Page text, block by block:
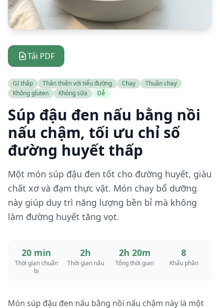
Tải PDF
GI thấp Thân thiện với tiểu đường Chay
Thuần chay
Không gluten
Không sữa Dễ
Súp đậu đen nấu bằng nồi
nấu chậm, tối ưu chỉ số
đường huyết thấp
Một món súp đậu đen tốt cho đường huyết, giàu
chất xơ và đạm thực vật. Món chay bổ dưỡng
này giúp duy trì năng lượng bền bỉ mà không
làm đường huyết tăng vọt.
20 min
Thời gian chuẩn
bị
2h
Thời gian nấu
2h 20m
Tổng thời gian
8
Khẩu phần
Món súp đậu đen nấu bằng nồi nấu chậm này là một